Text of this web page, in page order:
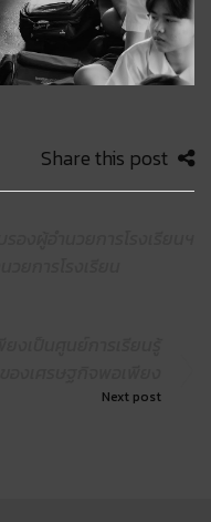
Share this post
Next post